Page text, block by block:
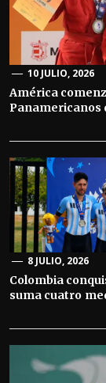
10 JULIO, 2026
América
Panamericanos
8 JULIO, 2026
Colombia
suma cuatro